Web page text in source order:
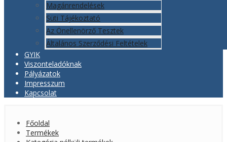
Magánrendelések
Süti Tájékoztató
Az Önellenörző Tesztek
Általános Szerződési Feltételek
GYIK
Viszonteladóknak
Pályázatok
Impresszum
Kapcsolat
Főoldal
Termékek